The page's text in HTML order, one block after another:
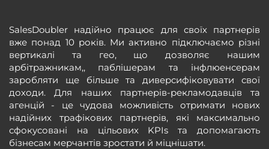
SalesDoubler надійно працює для своїх партнерів
вже понад 10 років. Ми активно підключаємо різні
вертикалі та гео, що дозволяє нашим
арбітражникам,, паблішерам та інфлюенсерам
заробляти ще більше та диверсифіковувати свої
доходи. Для наших партнерів-рекламодавців та
агенцій - це чудова можливість отримати нових
надійних трафікових партнерів, які максимально
сфокусовані на цільових KPIs та допомагають
бізнесам мерчантів зростати й міцнішати.